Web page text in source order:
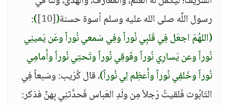
رسول اللَّه صلى الله عليه وسلم أسوة حسنة(
[10]
)
:
(اللهُمَ اجعَل فِي قَلبِي نُوراً وفِي سَمعي نُوراً وعَن يَمينِي
نُوراً وعن يَسارِي نُوراً وفَوقِي نُوراً وتَحتِي نُوراً وأَمامِي
نُوراً وخَلفِي نُوراً وأَعظِم لِي نُوراً)، قال كُرَيب: وسَبعاً فِي
التَابُوت فَلقيتُ رَجلاً مِن ولَدِ العَباس فَحدَّثنِي بِهنَّ فذكر: